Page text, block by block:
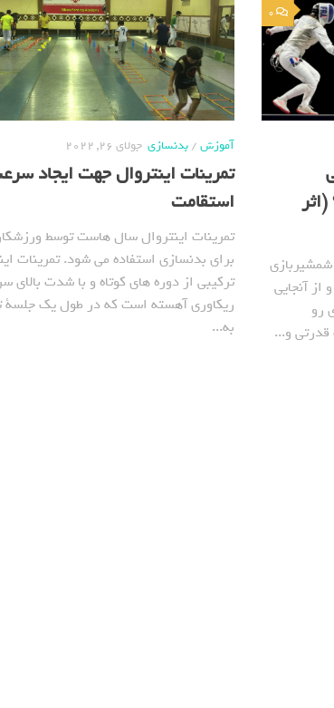
0
آنجایی
رو
قدرتی و...
آموزش/بدنسازی جولای 26, 2022
تمرینات اینتروال جهت ایجاد
استقامت
تمرینات اینتروال سال هاست توسط
برای بدنسازی استفاده می شود. تمرینات
ترکیبی از دوره های کوتاه و با شدت بالای
ریکاوری آهسته است که در طول یک جلسة
به...